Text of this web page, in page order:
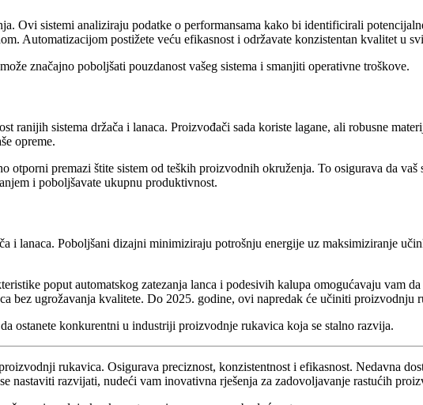
Ovi sistemi analiziraju podatke o performansama kako bi identificirali
Automatizacijom postižete veću efikasnost i održavate konzistentan kvalitet u
značajno poboljšati pouzdanost vašeg sistema i smanjiti operativne troškove.
ranijih sistema držača i lanaca. Proizvođači sada koriste lagane, ali robusne
opreme.
premazi štite sistem od teških proizvodnih okruženja. To osigurava da
i poboljšavate ukupnu produktivnost.
i lanaca. Poboljšani dizajni minimiziraju potrošnju energije uz maksimiziranje
poput automatskog zatezanja lanca i podesivih kalupa omogućavaju vam
bez ugrožavanja kvalitete. Do 2025. godine, ovi napredak će učiniti
ostanete konkurentni u industriji proizvodnje rukavica koja se stalno razvija.
rukavica. Osigurava preciznost, konzistentnost i efikasnost. Nedavna
nastaviti razvijati, nudeći vam inovativna rješenja za zadovoljavanje rastućih